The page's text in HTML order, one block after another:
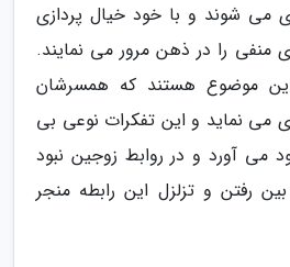
می شوند و با خود خیال پردازی
منفی را در ذهن مرور می نمایند.
موضوع هستند که همسرشان
می نماید و این تفکرات نوعی بی
می آورد و در روابط زوجین نبود
رفتن و تزلزل این رابطه منجر